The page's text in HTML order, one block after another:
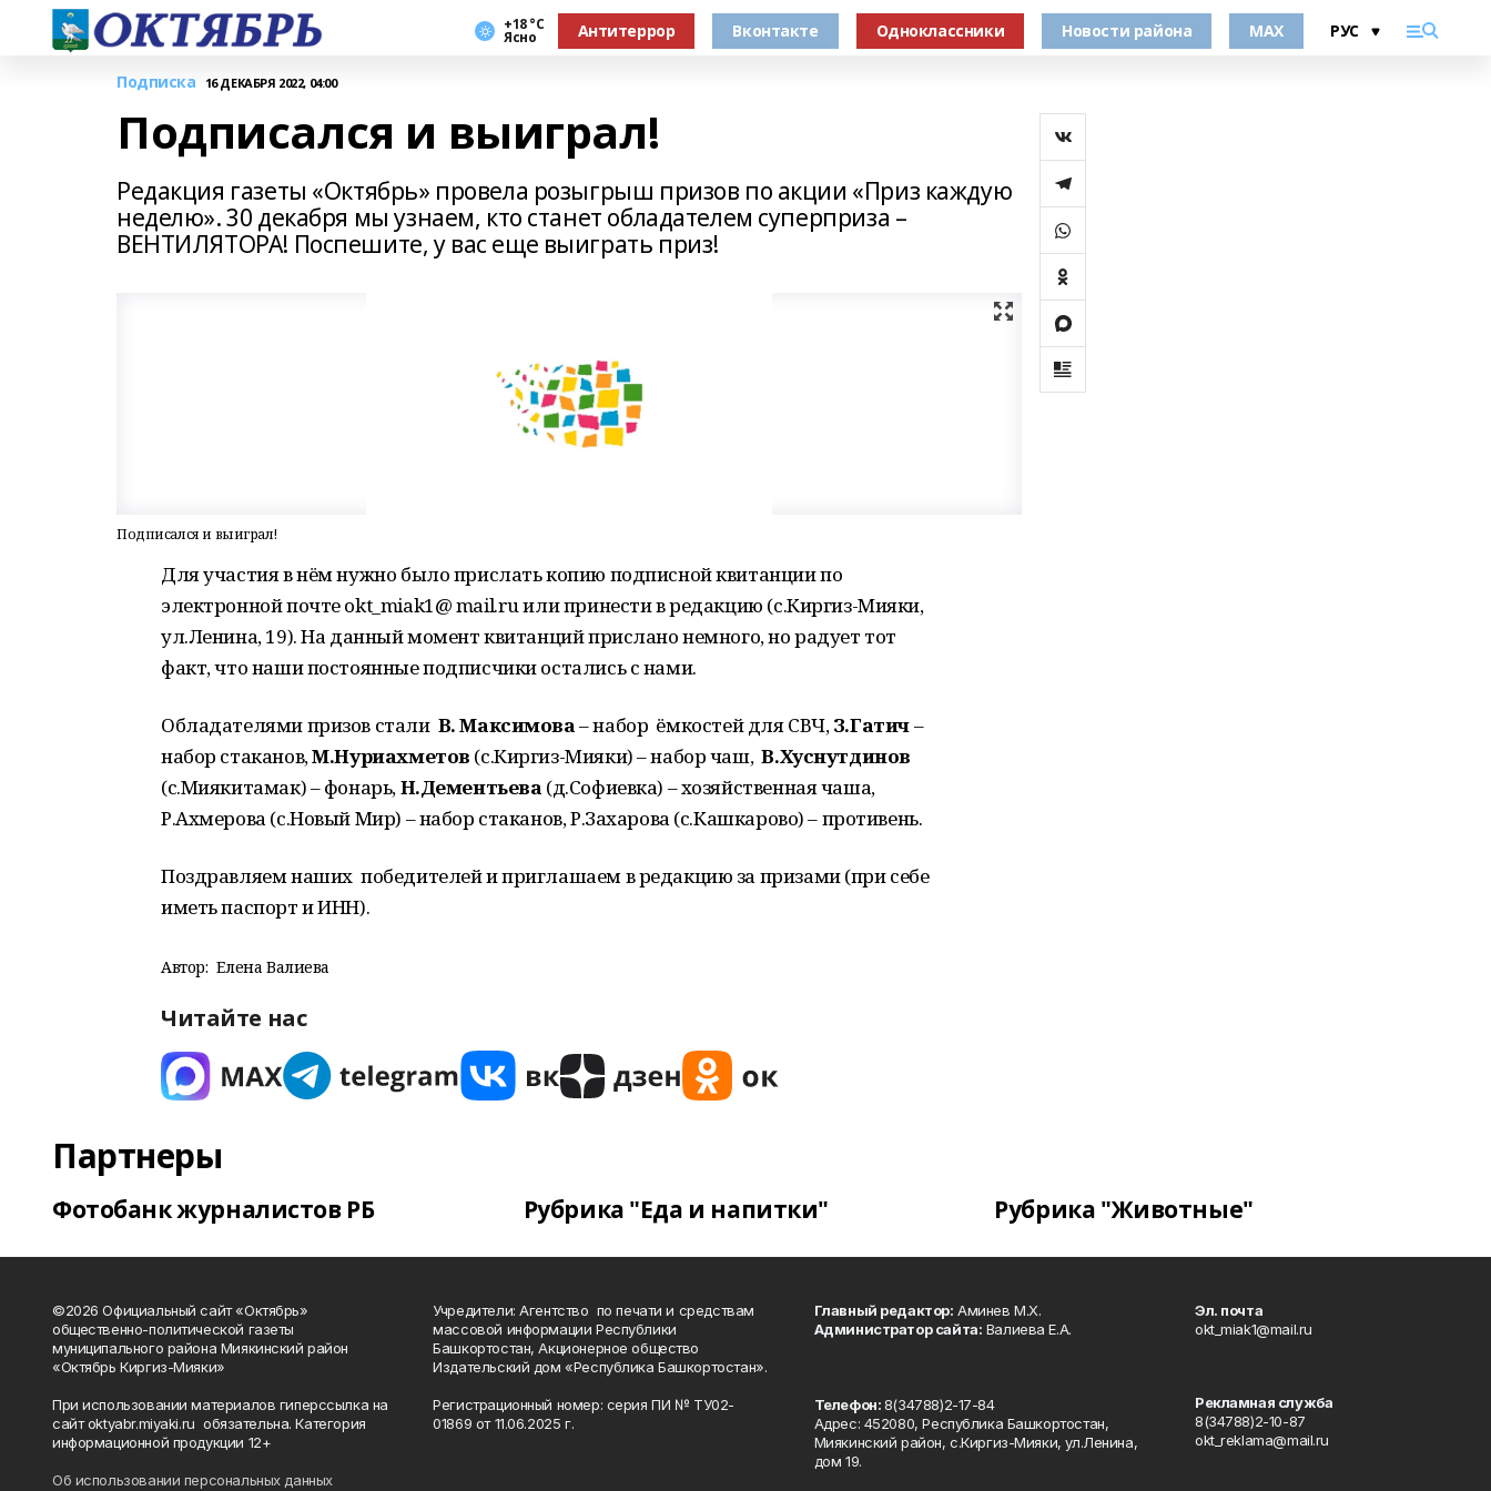
+18 °С
Ясно Антитеррор Вконтакте Одноклассники Новости района MAX
Подписка 16 ДЕКАБРЯ 2022, 04:00
Подписался и выиграл!
Редакция газеты «Октябрь» провела розыгрыш призов по акции «Приз каждую
неделю». 30 декабря мы узнаем, кто станет обладателем суперприза –
ВЕНТИЛЯТОРА! Поспешите, у вас еще выиграть приз!
Подписался и выиграл!
Для участия в нём нужно было прислать копию подписной квитанции по
электронной почте okt_miak1@ mail.ru или принести в редакцию (c.Киргиз-Мияки,
ул.Ленина, 19). На данный момент квитанций прислано немного, но радует тот
факт, что наши постоянные подписчики остались с нами.
Обладателями призов стали В. Максимова– набор ёмкостей для СВЧ,З.Гатич–
набор стаканов,М.Нуриахметов (с.Киргиз-Мияки) – набор чаш, В.Хуснутдинов
(с.Миякитамак) – фонарь,Н.Дементьева (д.Софиевка) – хозяйственная чаша,
Р.Ахмерова (с.Новый Мир) – набор стаканов, Р.Захарова (с.Кашкарово) – противень.
Поздравляем наших победителей и приглашаем в редакцию за призами (при себе
иметь паспорт и ИНН).
Автор: Елена Валиева
Читайте нас
Партнеры
Фотобанк журналистов РБ Рубрика "Еда и напитки" Рубрика "Животные"
©2026 Официальный сайт «Октябрь»
общественно-политической газеты
муниципального района Миякинский район
«Октябрь Киргиз-Мияки»
При использовании материалов гиперссылка на
сайт oktyabr.miyaki.ru обязательна. Категория
информационной продукции 12+
Об использовании персональных данных
Учредители: Агентство по печати и средствам
массовой информации Республики
Башкортостан, Акционерное общество
Издательский дом «Республика Башкортостан».
Регистрационный номер: серия ПИ № ТУ02-
01869 от 11.06.2025 г.
Главный редактор: Аминев М.Х.
Администратор сайта: Валиева Е.А.
Телефон:8(34788)2-17-84
Адрес: 452080, Республика Башкортостан,
Миякинский район, с.Киргиз-Мияки, ул.Ленина,
дом 19.
Эл. почта
okt_miak1@mail.ru
Рекламная служба
8(34788)2-10-87
okt_reklama@mail.ru